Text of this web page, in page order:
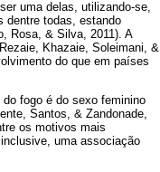
uma delas, utilizando-se,
dentre todas, estando
Rosa, & Silva, 2011). A
Khazaie, Soleimani, &
do que em países
fogo é do sexo feminino
Santos, & Zandonade,
os motivos mais
uma associação